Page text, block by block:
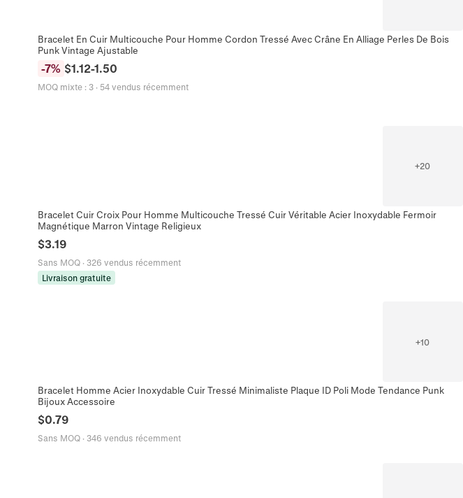
Bracelet En Cuir Multicouche Pour Homme Cordon Tressé Avec Crâne En Alliage Perles De Bois
Punk Vintage Ajustable
-7% $1.12-1.50
MOQ mixte: 3· 54 vendus récemment
+20
Bracelet Cuir Croix Pour Homme Multicouche Tressé Cuir Véritable Acier Inoxydable Fermoir
Magnétique Marron Vintage Religieux
$3.19
Sans MOQ· 326 vendus récemment
Livraison gratuite
+10
Bracelet Homme Acier Inoxydable Cuir Tressé Minimaliste Plaque ID Poli Mode Tendance Punk
Bijoux Accessoire
$0.79
Sans MOQ· 346 vendus récemment